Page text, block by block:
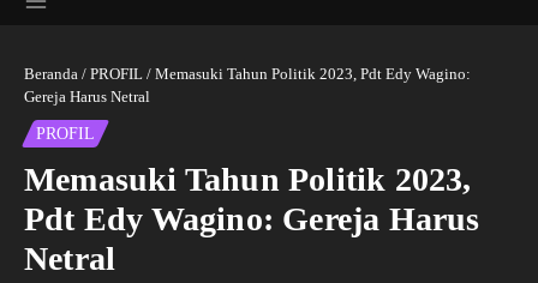
Beranda / PROFIL / Memasuki Tahun Politik 2023, Pdt Edy Wagino:
Gereja Harus Netral
PROFIL
Memasuki Tahun Politik 2023,
Pdt Edy Wagino: Gereja Harus
Netral